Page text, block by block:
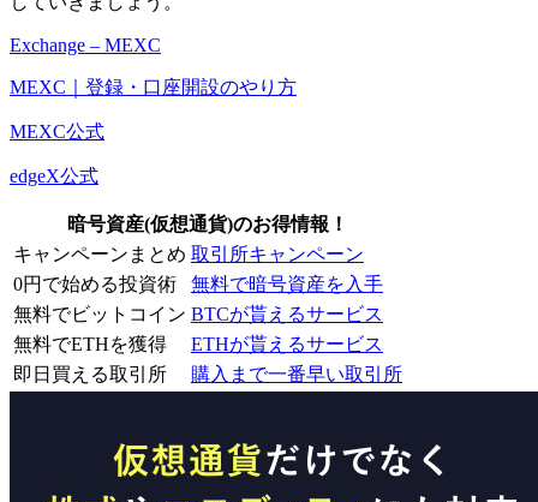
Exchange – MEXC
MEXC｜登録・口座開設のやり方
MEXC公式
edgeX公式
暗号資産(仮想通貨)のお得情報！
キャンペーンまとめ 取引所キャンペーン
0円で始める投資術
無料で暗号資産を入手
無料でビットコイン BTCが貰えるサービス
無料でETHを獲得
ETHが貰えるサービス
即日買える取引所
購入まで一番早い取引所